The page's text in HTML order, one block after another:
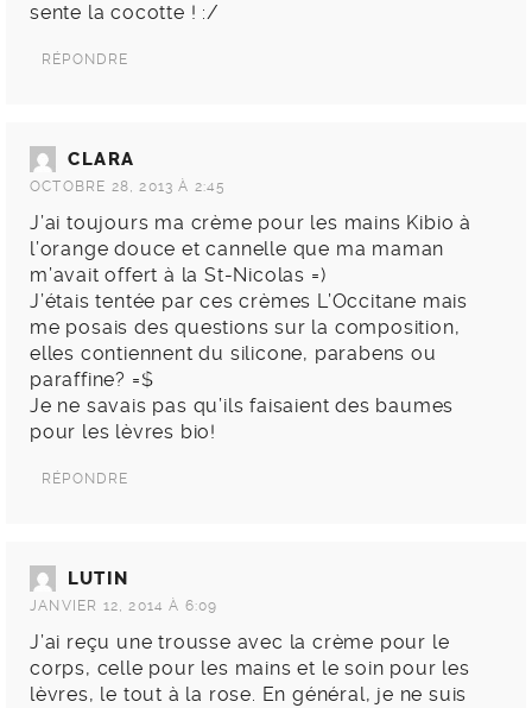
sente la cocotte ! :/
RÉPONDRE
CLARA
OCTOBRE 28, 2013 À 2:45
J’ai toujours ma crème pour les mains Kibio à
l’orange douce et cannelle que ma maman
m’avait offert à la St-Nicolas =)
J’étais tentée par ces crèmes L’Occitane mais
me posais des questions sur la composition,
elles contiennent du silicone, parabens ou
paraffine? =$
Je ne savais pas qu’ils faisaient des baumes
pour les lèvres bio!
RÉPONDRE
LUTIN
JANVIER 12, 2014 À 6:09
J’ai reçu une trousse avec la crème pour le
corps, celle pour les mains et le soin pour les
lèvres, le tout à la rose. En général, je ne suis